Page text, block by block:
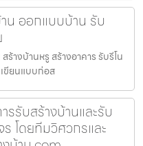
น ออกแบบบ้าน รับ
ร้างบ้านหรู สร้างอาคาร รับรีโน
ขียนแบบก่อส
รับสร้างบ้านและรับ
โดยทีมวิศวกรและ